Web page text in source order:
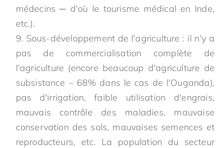
médecins ─ d'où le tourisme médical en Inde,
etc.).
Sous-développement de l'agriculture : il n'y a
pas de commercialisation complète de
l'agriculture (encore beaucoup d'agriculture de
subsistance – 68% dans le cas de l'Ouganda),
pas d'irrigation, faible utilisation d'engrais,
mauvais contrôle des maladies, mauvaise
conservation des sols, mauvaises semences et
reproducteurs, etc. La population du secteur